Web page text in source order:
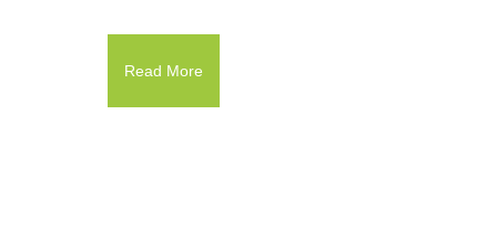
Read More